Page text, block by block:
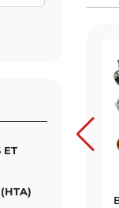
ET
THERMO-
RETRACTABLE